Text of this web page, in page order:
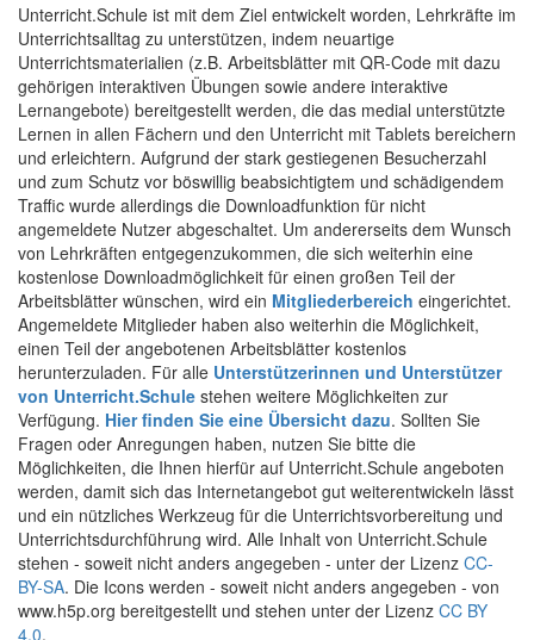
Unterricht.Schule ist mit dem Ziel entwickelt worden, Lehrkräfte im
Unterrichtsalltag zu unterstützen, indem neuartige
Unterrichtsmaterialien (z.B. Arbeitsblätter mit QR-Code mit dazu
gehörigen interaktiven Übungen sowie andere interaktive
Lernangebote) bereitgestellt werden, die das medial unterstützte
Lernen in allen Fächern und den Unterricht mit Tablets bereichern
und erleichtern. Aufgrund der stark gestiegenen Besucherzahl
und zum Schutz vor böswillig beabsichtigtem und schädigendem
Traffic wurde allerdings die Downloadfunktion für nicht
angemeldete Nutzer abgeschaltet. Um andererseits dem Wunsch
von Lehrkräften entgegenzukommen, die sich weiterhin eine
kostenlose Downloadmöglichkeit für einen großen Teil der
Arbeitsblätter wünschen, wird ein Mitgliederbereich eingerichtet.
Angemeldete Mitglieder haben also weiterhin die Möglichkeit,
einen Teil der angebotenen Arbeitsblätter kostenlos
herunterzuladen. Für alle Unterstützerinnen und Unterstützer
von Unterricht.Schule stehen weitere Möglichkeiten zur
Verfügung. Hier finden Sie eine Übersicht dazu. Sollten Sie
Fragen oder Anregungen haben, nutzen Sie bitte die
Möglichkeiten, die Ihnen hierfür auf Unterricht.Schule angeboten
werden, damit sich das Internetangebot gut weiterentwickeln lässt
und ein nützliches Werkzeug für die Unterrichtsvorbereitung und
Unterrichtsdurchführung wird. Alle Inhalt von Unterricht.Schule
stehen - soweit nicht anders angegeben - unter der Lizenz CC-
BY-SA. Die Icons werden - soweit nicht anders angegeben - von
www.h5p.org bereitgestellt und stehen unter der Lizenz CC BY
4.0.